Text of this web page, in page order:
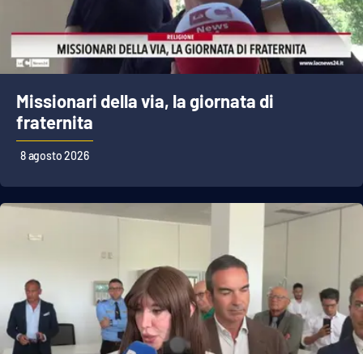
Cultura
Economia e Lavoro
Politica
Sanità
Società
Sport
RUBRICHE
Good Morning Vietnam
Missionari della via, la giornata di
fraternita
8 agosto 2026